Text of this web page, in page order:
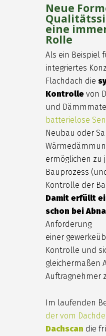
Neue
eine
Rolle
Als ein Beispiel
integriertes
Flachdach die
Kontrolle von
und
batterielose
Neubau oder
ermöglichen zu
Bauprozess
Kontrolle der
Damit erfüllt
schon bei
Anforderung
einer
Kontrolle und
gleichermaßen
Auftragnehmer
Im laufenden
der vom
Dachscan die